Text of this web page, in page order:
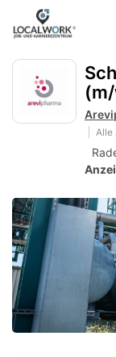
Accessibility
Modus
zur
Navigation
Alle